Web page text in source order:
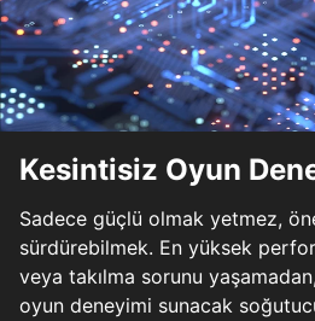
Kesintisiz Oyun
Sadece güçlü olmak yetmez,
sürdürebilmek. En yüksek
veya takılma sorunu
oyun deneyimi sunacak